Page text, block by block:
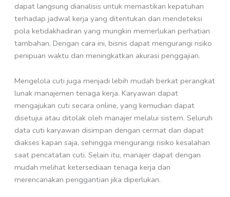
dapat langsung dianalisis untuk memastikan kepatuhan
terhadap jadwal kerja yang ditentukan dan mendeteksi
pola ketidakhadiran yang mungkin memerlukan perhatian
tambahan. Dengan cara ini, bisnis dapat mengurangi risiko
penipuan waktu dan meningkatkan akurasi penggajian.
Mengelola cuti juga menjadi lebih mudah berkat perangkat
lunak manajemen tenaga kerja. Karyawan dapat
mengajukan cuti secara online, yang kemudian dapat
disetujui atau ditolak oleh manajer melalui sistem. Seluruh
data cuti karyawan disimpan dengan cermat dan dapat
diakses kapan saja, sehingga mengurangi risiko kesalahan
saat pencatatan cuti. Selain itu, manajer dapat dengan
mudah melihat ketersediaan tenaga kerja dan
merencanakan penggantian jika diperlukan.